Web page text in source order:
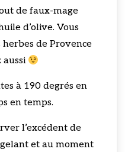
de faux-mage
d’olive. Vous
de Provence
aussi
à 190 degrés en
en temps.
l’excédent de
et au moment